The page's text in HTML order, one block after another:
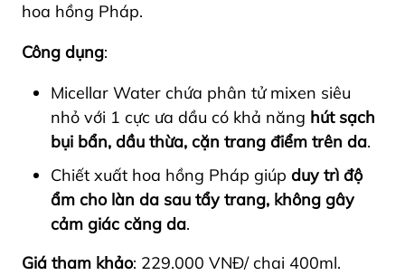
hoa hồng Pháp.
Công dụng:
Micellar Water chứa phân tử mixen siêu
nhỏ với 1 cực ưa dầu có khả năng hút sạch
bụi bẩn, dầu thừa, cặn trang điểm trên da.
Chiết xuất hoa hồng Pháp giúp duy trì độ
ẩm cho làn da sau tẩy trang, không gây
cảm giác căng da.
Giá tham khảo: 229.000 VNĐ/ chai 400ml.